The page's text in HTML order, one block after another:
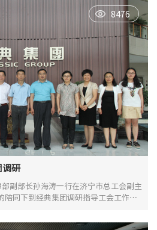
8476
调研
副部长孙海涛一行在济宁市总工会副主
陪同下到经典集团调研指导工会工作。
研。